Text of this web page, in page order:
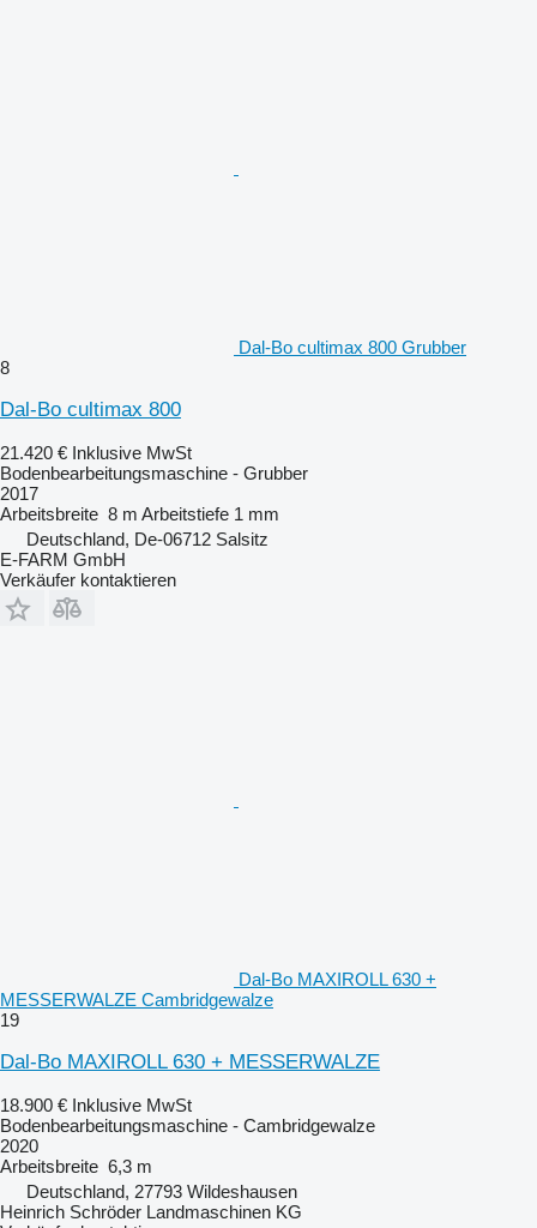
Dal-Bo cultimax 800 Grubber
8
Dal-Bo cultimax 800
21.420 € Inklusive MwSt
Bodenbearbeitungsmaschine - Grubber
2017
Arbeitsbreite 8 m Arbeitstiefe 1 mm
Deutschland, De-06712 Salsitz
E-FARM GmbH
Verkäufer kontaktieren
Dal-Bo MAXIROLL 630 +
MESSERWALZE Cambridgewalze
19
Dal-Bo MAXIROLL 630 + MESSERWALZE
18.900 € Inklusive MwSt
Bodenbearbeitungsmaschine - Cambridgewalze
2020
Arbeitsbreite 6,3 m
Deutschland, 27793 Wildeshausen
Heinrich Schröder Landmaschinen KG